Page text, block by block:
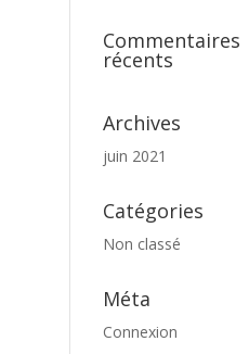
Commentaires
récents
Archives
juin 2021
Catégories
Non classé
Méta
Connexion